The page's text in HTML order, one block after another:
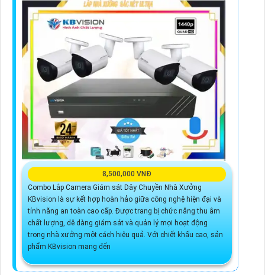
8,500,000 VNĐ
Combo Lắp Camera Giám sát Dây Chuyền Nhà Xưởng
KBvision là sự kết hợp hoàn hảo giữa công nghệ hiện đại và
tính năng an toàn cao cấp. Được trang bị chức năng thu âm
chất lượng, dễ dàng giám sát và quản lý mọi hoạt động
trong nhà xưởng một cách hiệu quả. Với chiết khấu cao, sản
phẩm KBvision mang đến